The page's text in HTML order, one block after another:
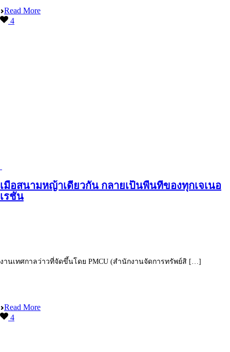
Read More
4
เมื่อสนามหญ้าเดียวกัน กลายเป็นพื้นที่ของทุกเจเนอ
เรชัน
งานเทศกาลว่าวที่จัดขึ้นโดย PMCU (สำนักงานจัดการทรัพย์สิ […]
Read More
4